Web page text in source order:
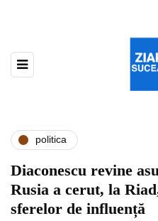
politica
Diaconescu revine
Rusia a cerut, la
sferelor de influență